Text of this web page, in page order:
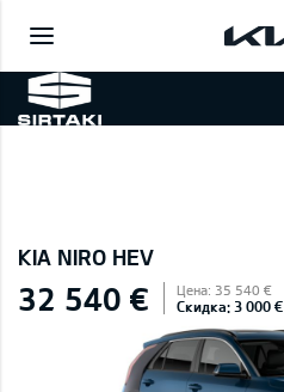
KIA NIRO HEV
32 540 € Цена: 35 540 €
Скидка: 3 000 €